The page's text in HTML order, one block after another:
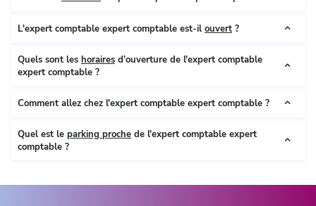
L'expert comptable expert comptable est-il ouvert ?
Quels sont les horaires d’ouverture de l'expert comptable
expert comptable ?
Comment allez chez l'expert comptable expert comptable ?
Quel est le parking proche de l'expert comptable expert
comptable ?